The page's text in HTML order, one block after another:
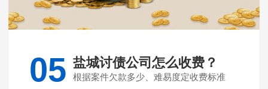
05 盐城讨债公司怎么收费？
根据案件欠款多少、难易度定收费标准